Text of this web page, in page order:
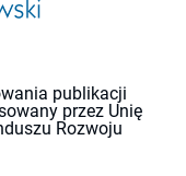
publikacji
przez Unię
Rozwoju